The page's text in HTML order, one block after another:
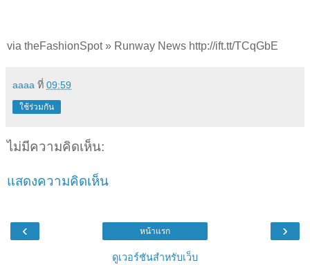
via theFashionSpot » Runway News http://ift.tt/TCqGbE
aaaa ที่ 09:59
ใช้ร่วมกัน
ไม่มีความคิดเห็น:
แสดงความคิดเห็น
‹ ›
หน้าแรก
ดูเวอร์ชันสำหรับเว็บ